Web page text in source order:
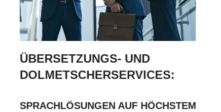
ÜBERSETZUNGS- UND
DOLMETSCHERSERVICES:
SPRACHLÖSUNGEN AUF HÖCHSTEM